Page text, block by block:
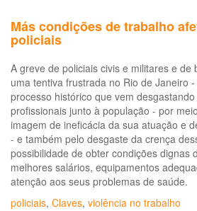
Más condições de trabalho
policiais
A greve de policiais civis e militares e de
uma tentiva frustrada no Rio de Janeiro
processo histórico que vem
profissionais junto à população - por
imagem de ineficácia da sua atuação e
- e também pelo desgaste da crença
possibilidade de obter condições dignas
melhores salários, equipamentos
atenção aos seus problemas de saúde.
policiais, Claves, violência no trabalho